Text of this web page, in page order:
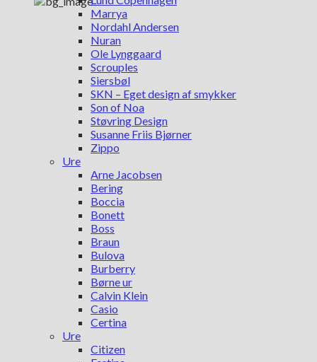
Marrya
Nordahl Andersen
Nuran
Ole Lynggaard
Scrouples
Siersbøl
SKN – Eget design af smykker
Son of Noa
Støvring Design
Susanne Friis Bjørner
Zippo
Ure
Arne Jacobsen
Bering
Boccia
Bonett
Boss
Braun
Bulova
Burberry
Børne ur
Calvin Klein
Casio
Certina
Ure
Citizen